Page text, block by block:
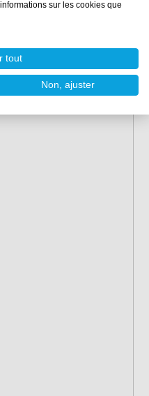
sur les cookies que
tout
Non, ajuster